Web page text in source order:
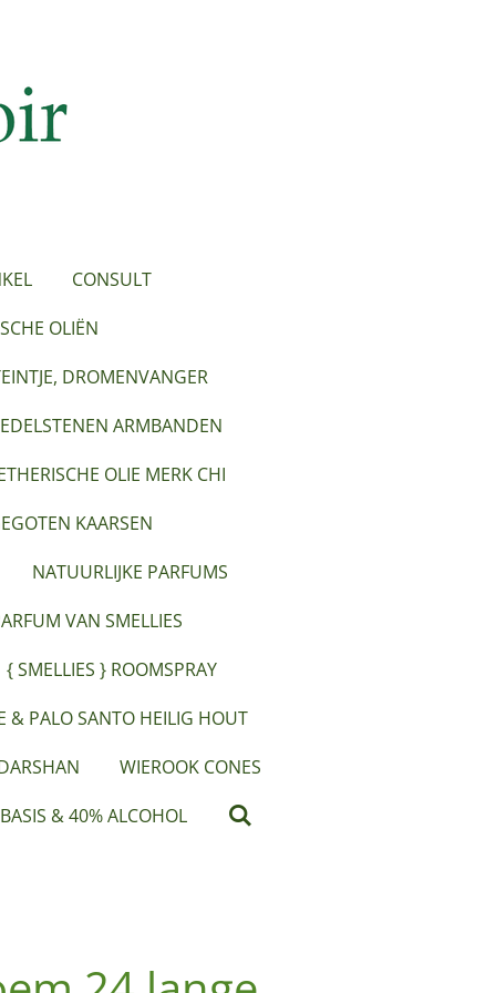
CONSULT
OLIËN
DROMENVANGER
EDELSTENEN ARMBANDEN
OLIE MERK CHI
KAARSEN
NATUURLIJKE PARFUMS
VAN SMELLIES
{ SMELLIES } ROOMSPRAY
& PALO SANTO HEILIG HOUT
WIEROOK CONES
& 40% ALCOHOL